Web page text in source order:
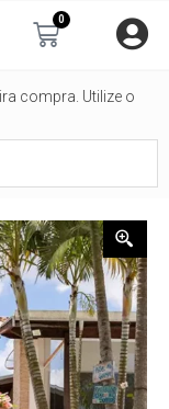
0
Carrinho
compra. Utilize o